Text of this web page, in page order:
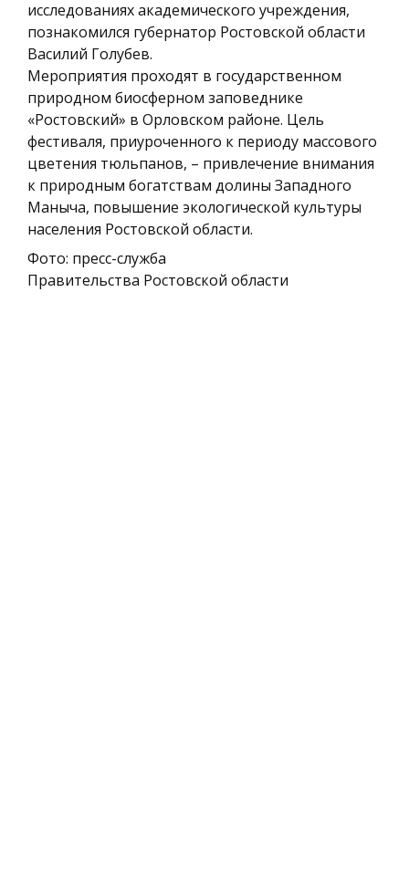
исследованиях академического учреждения,
познакомился губернатор Ростовской области
Василий Голубев.
Мероприятия проходят в государственном
природном биосферном заповеднике
«Ростовский» в Орловском районе. Цель
фестиваля, приуроченного к периоду массового
цветения тюльпанов, – привлечение внимания
к природным богатствам долины Западного
Маныча, повышение экологической культуры
населения Ростовской области.
Фото: пресс-служба
Правительства Ростовской области